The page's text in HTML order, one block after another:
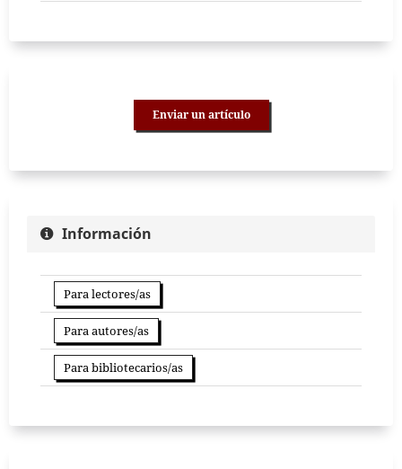
Enviar un artículo
Información
Para lectores/as
Para autores/as
Para bibliotecarios/as